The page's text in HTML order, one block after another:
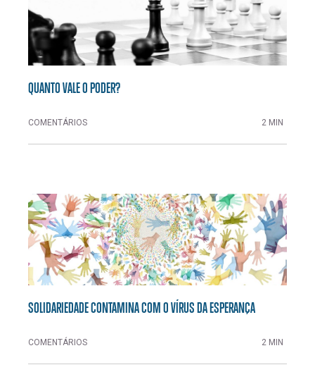
QUANTO VALE O PODER?
COMENTÁRIOS 2 MIN
SOLIDARIEDADE CONTAMINA COM O VÍRUS DA ESPERANÇA
COMENTÁRIOS 2 MIN